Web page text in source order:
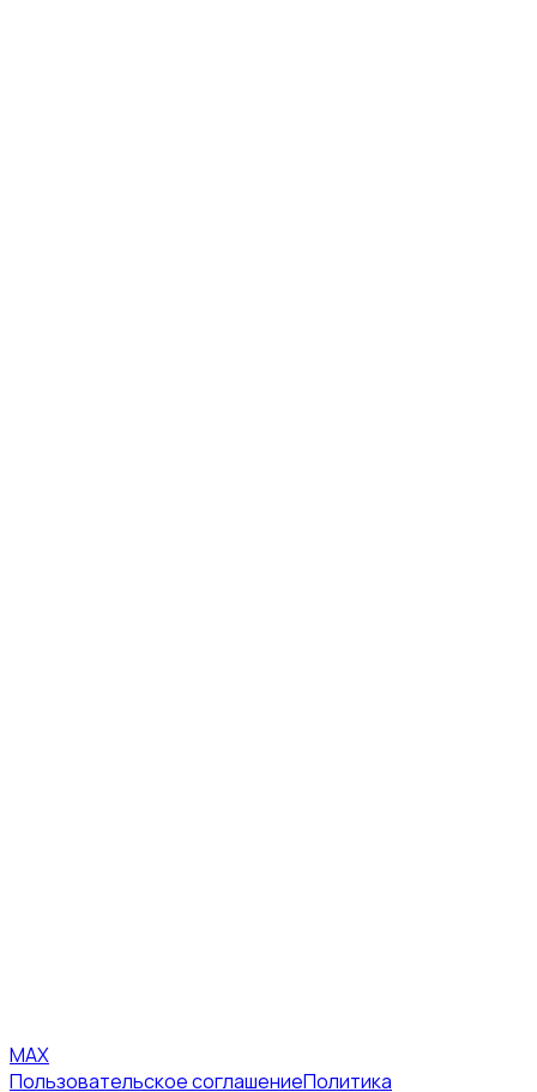
MAX
Пользовательское соглашениеПолитика